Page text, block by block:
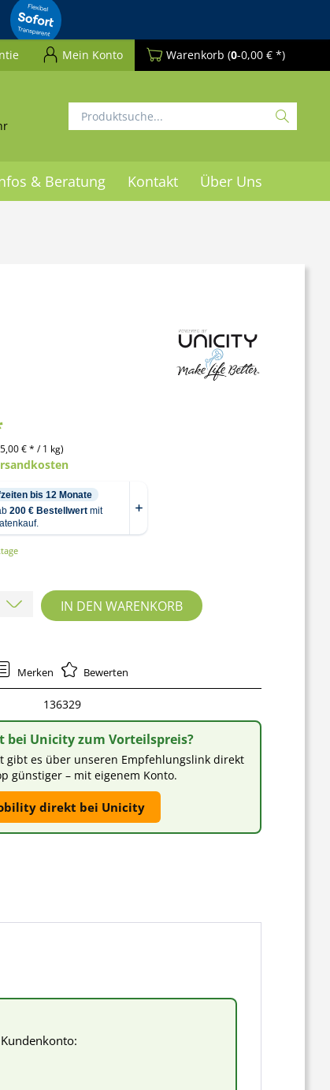
Mein Konto Warenkorb (0-0,00 € *)
& Beratung Kontakt Über Uns
€ * / 1 kg)
IN DEN WARENKORB
Merken Bewerten
136329
bei Unicity zum Vorteilspreis?
gibt es über unseren Empfehlungslink direkt
günstiger – mit eigenem Konto.
direkt bei Unicity